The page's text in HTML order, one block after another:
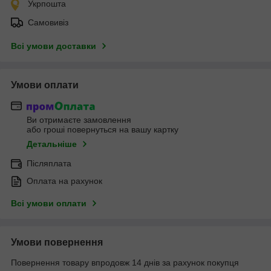
Укрпошта
Самовивіз
Всі умови доставки
Умови оплати
Ви отримаєте замовлення
або гроші повернуться на вашу картку
Детальніше
Післяплата
Оплата на рахунок
Всі умови оплати
Умови повернення
Повернення товару впродовж 14 днів за рахунок покупця